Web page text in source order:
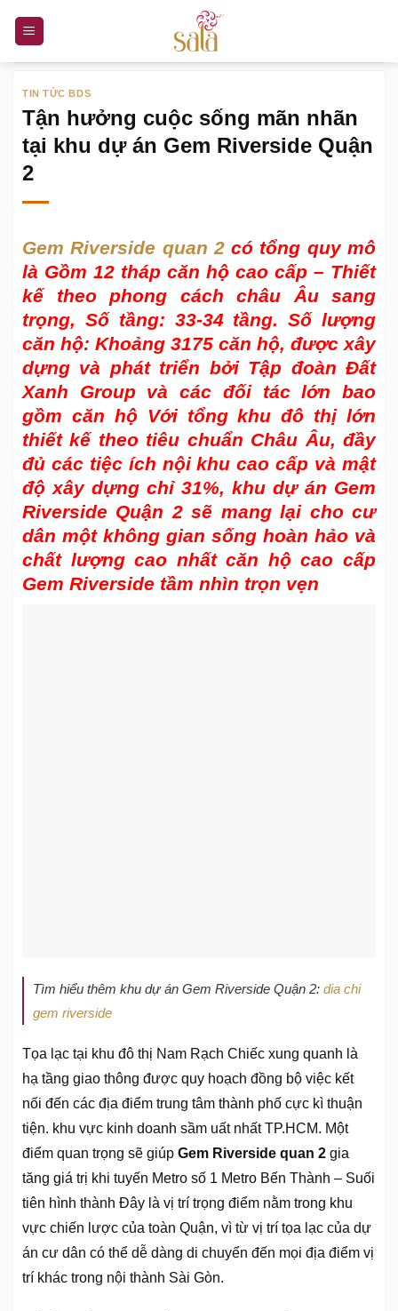
nội
TIN TỨC BDS
Tận hưởng cuộc sống mãn nhãn
tại khu dự án Gem Riverside Quận
2
Gem Riverside quan 2có tổng quy mô
là Gồm 12 tháp căn hộ cao cấp – Thiết
kế theo phong cách châu Âu sang
trọng, Số tầng: 33-34 tầng. Số lượng
căn hộ: Khoảng 3175 căn hộ, được xây
dựng và phát triển bởi Tập đoàn Đất
Xanh Group và các đối tác lớn bao
gồm căn hộ Với tổng khu đô thị lớn
thiết kế theo tiêu chuẩn Châu Âu, đầy
đủ các tiệc ích nội khu cao cấp và mật
độ xây dựng chỉ 31%, khu dự án Gem
Riverside Quận 2 sẽ mang lại cho cư
dân một không gian sống hoàn hảo và
chất lượng cao nhất căn hộ cao cấp
Gem Riverside tầm nhìn trọn vẹn
Tìm hiểu thêm khu dự án Gem Riverside Quận 2: dia chi
gem riverside
Tọa lạc tại khu đô thị Nam Rạch Chiếc xung quanh là
hạ tầng giao thông được quy hoạch đồng bộ việc kết
nối đến các địa điểm trung tâm thành phố cực kì thuận
tiện. khu vực kinh doanh sầm uất nhất TP.HCM. Một
điểm quan trọng sẽ giúp Gem Riverside quan 2 gia
tăng giá trị khi tuyến Metro số 1 Metro Bến Thành – Suối
tiên hình thành Đây là vị trí trọng điểm nằm trong khu
vực chiến lược của toàn Quận, vì từ vị trí tọa lạc của dự
án cư dân có thể dễ dàng di chuyển đến mọi địa điểm vị
trí khác trong nội thành Sài Gòn.